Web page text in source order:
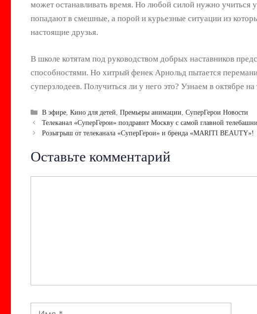
может останавливать время. Но любой силой нужно учиться
попадают в смешные, а порой и курьезные ситуации из
настоящие друзья.
В школе котятам под руководством добрых наставников
способностями. Но хитрый фенек Арнольд пытается
суперзлодеев. Получиться ли у него это? Узнаем в октябре
Рубрики
В эфире,Кино для детей,Премьеры анимации,СуперГерои Новости
Навигация
записи
Телеканал «СуперГерои» поздравит Москву с самой главной
Розыгрыш от телеканала «СуперГерои» и бренда «MARITI BEAUTY»!
Оставьте комментарий
Имя